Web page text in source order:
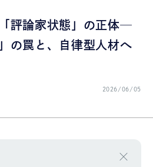
評論家状態」の正体─
の罠と、自律型人材へ
2026/06/05